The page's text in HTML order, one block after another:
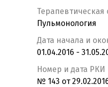
Терапевтическая
Пульмонология
Дата начала и
01.04.2016 -
Номер и дата РКИ
№ 143 от